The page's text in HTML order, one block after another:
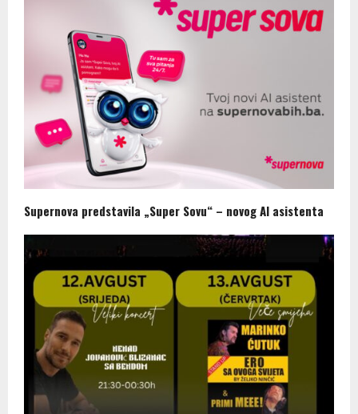
Supernova predstavila „Super Sovu“ – novog AI asistenta